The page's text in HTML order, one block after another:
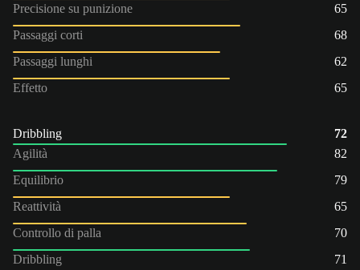
Precisione su punizione
65
Passaggi corti
68
Passaggi lunghi
62
Effetto
65
Dribbling
72
Agilità
82
Equilibrio
79
Reattività
65
Controllo di palla
70
Dribbling
71